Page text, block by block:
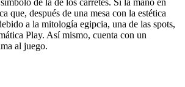
que, después de una mesa con la estética
a la mitología egipcia, una de las spots,
Play. Así mismo, cuenta con un
al juego.